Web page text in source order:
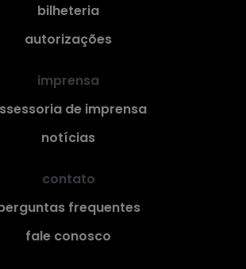
bilheteria
autorizações
imprensa
de imprensa
notícias
contato
frequentes
fale conosco